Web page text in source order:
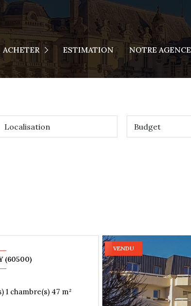
ACHETER
Terrains
ESTIMATION NOTRE AGENCE
Actualités
Nous Rejoindre
Budget
VENDU
(60500)
Appartement 2 pièce(s) 1 chambre(s) 47 m²